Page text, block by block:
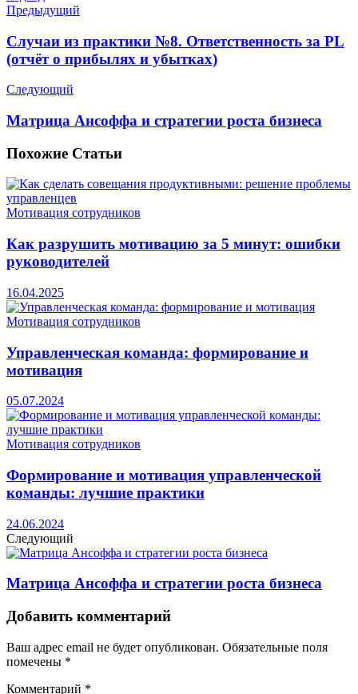
Предыдущий
Случаи из практики №8. Ответственность за PL
(отчёт о прибылях и убытках)
Следующий
Матрица Ансоффа и стратегии роста бизнеса
Похожие Статьи
Мотивация сотрудников
Как разрушить мотивацию за 5 минут: ошибки
руководителей
16.04.2025
Мотивация сотрудников
Управленческая команда: формирование и
мотивация
05.07.2024
Мотивация сотрудников
Формирование и мотивация управленческой
команды: лучшие практики
24.06.2024
Следующий
Матрица Ансоффа и стратегии роста бизнеса
Добавить комментарий
Ваш адрес email не будет опубликован. Обязательные поля
помечены *
Комментарий *